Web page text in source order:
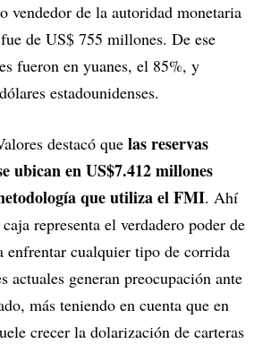
vendedor de la autoridad monetaria
de US$ 755 millones. De ese
fueron en yuanes, el 85%, y
estadounidenses.
destacó que las reservas
ubican en US$7.412 millones
que utiliza el FMI. Ahí
representa el verdadero poder de
enfrentar cualquier tipo de corrida
actuales generan preocupación ante
más teniendo en cuenta que en
crecer la dolarización de carteras